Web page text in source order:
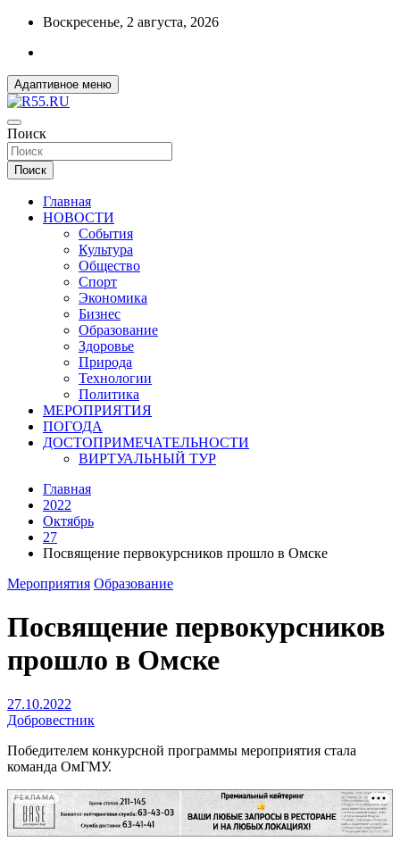
Перейти
содержимому
Воскресенье, 2 августа, 2026
Адаптивное меню
R55.RU
ДОБРЫЕ ВЕСТИ ИЗ ОМСКА
Поиск
Поиск
Главная
НОВОСТИ
События
Культура
Общество
Спорт
Экономика
Бизнес
Образование
Здоровье
Природа
Технологии
Политика
МЕРОПРИЯТИЯ
ПОГОДА
ДОСТОПРИМЕЧАТЕЛЬНОСТИ
ВИРТУАЛЬНЫЙ ТУР
Главная
2022
Октябрь
27
Посвящение первокурсников прошло в Омске
Мероприятия Образование
Посвящение первокурсников
прошло в Омске
27.10.2022
Добровестник
Победителем конкурсной программы мероприятия стала
команда ОмГМУ.
РЕКЛАМА